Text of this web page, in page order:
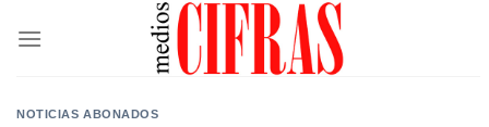
NOTICIAS ABONADOS